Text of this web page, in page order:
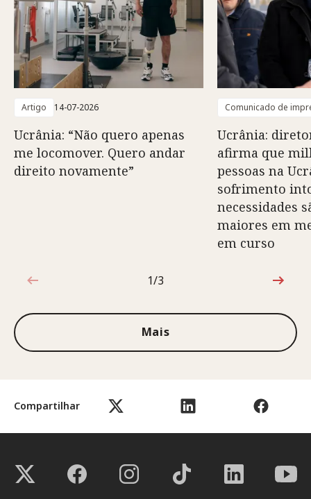
Compartilhar
Artigo 14-07-2026
Ucrânia: “Não quero apenas
me locomover. Quero andar
direito novamente”
Comunicado de
Ucrânia:
afirma que
pessoas na
sofrimento
necessidades
maiores em
em curso
1 de 3
1/3
Mais